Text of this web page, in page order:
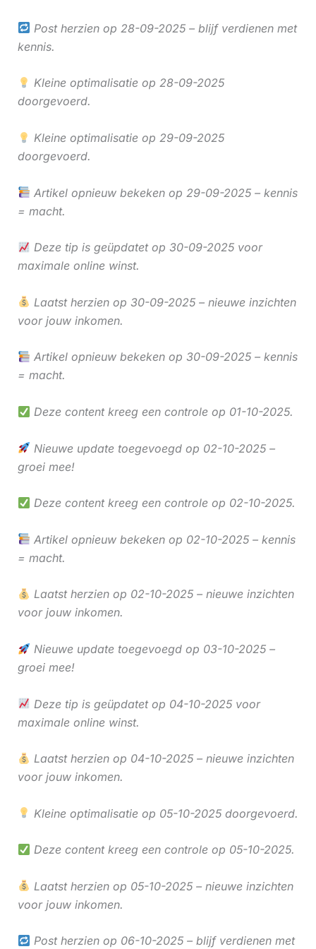
Post herzien op 28-09-2025 – blijf verdienen met
kennis.
Kleine optimalisatie op 28-09-2025
doorgevoerd.
Kleine optimalisatie op 29-09-2025
doorgevoerd.
Artikel opnieuw bekeken op 29-09-2025 – kennis
= macht.
Deze tip is geüpdatet op 30-09-2025 voor
maximale online winst.
Laatst herzien op 30-09-2025 – nieuwe inzichten
voor jouw inkomen.
Artikel opnieuw bekeken op 30-09-2025 – kennis
= macht.
Deze content kreeg een controle op 01-10-2025.
Nieuwe update toegevoegd op 02-10-2025 –
groei mee!
Deze content kreeg een controle op 02-10-2025.
Artikel opnieuw bekeken op 02-10-2025 – kennis
= macht.
Laatst herzien op 02-10-2025 – nieuwe inzichten
voor jouw inkomen.
Nieuwe update toegevoegd op 03-10-2025 –
groei mee!
Deze tip is geüpdatet op 04-10-2025 voor
maximale online winst.
Laatst herzien op 04-10-2025 – nieuwe inzichten
voor jouw inkomen.
Kleine optimalisatie op 05-10-2025 doorgevoerd.
Deze content kreeg een controle op 05-10-2025.
Laatst herzien op 05-10-2025 – nieuwe inzichten
voor jouw inkomen.
Post herzien op 06-10-2025 – blijf verdienen met